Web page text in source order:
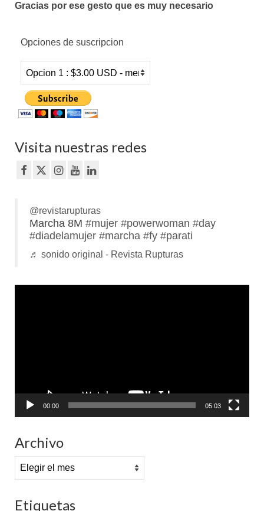
Gracias por ese gesto que es muy necesario
Opciones de suscripcion
Visita nuestras redes
@revistarupturas
Marcha 8M #mujer #powerwoman #day
#diadelamujer #marcha #fy #parati
♬ sonido original - Revista Rupturas
00:00 05:03
Archivo
Archivo
Etiquetas